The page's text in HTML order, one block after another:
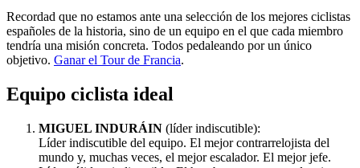
Recordad que no estamos ante una selección de los mejores ciclistas
españoles de la historia, sino de un equipo en el que cada miembro
tendría una misión concreta. Todos pedaleando por un único
objetivo. Ganar el Tour de Francia.
Equipo ciclista ideal
MIGUEL INDURÁIN (líder indiscutible):
Líder indiscutible del equipo. El mejor contrarrelojista del
mundo y, muchas veces, el mejor escalador. El mejor jefe.